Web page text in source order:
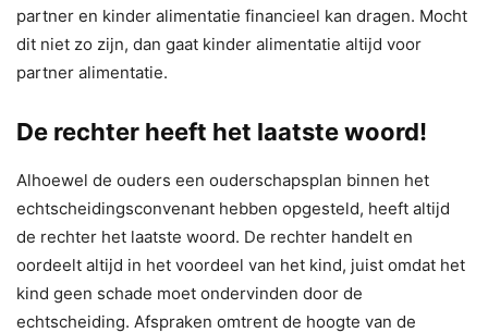
partner en kinder alimentatie financieel kan dragen. Mocht
dit niet zo zijn, dan gaat kinder alimentatie altijd voor
partner alimentatie.
De rechter heeft het laatste woord!
Alhoewel de ouders een ouderschapsplan binnen het
echtscheidingsconvenant hebben opgesteld, heeft altijd
de rechter het laatste woord. De rechter handelt en
oordeelt altijd in het voordeel van het kind, juist omdat het
kind geen schade moet ondervinden door de
echtscheiding. Afspraken omtrent de hoogte van de